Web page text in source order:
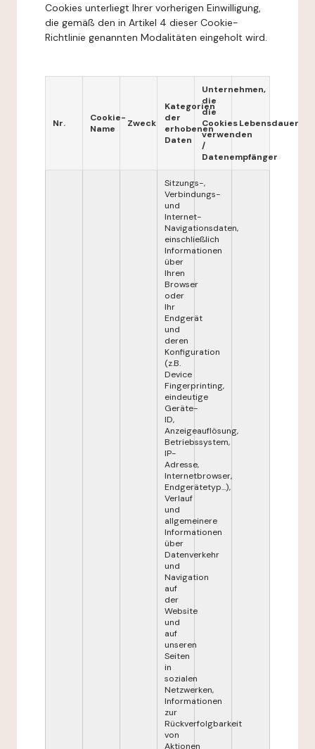
Cookies unterliegt Ihrer vorherigen Einwilligung,
die gemäß den in Artikel 4 dieser Cookie-
Richtlinie genannten Modalitäten eingeholt wird.
Nr.
Cookie-
Name
Zweck
Kategorien
der
erhobenen
Daten
Unternehmen,
die
die
Cookies
verwenden
/
Datenempfänger
Lebensdauer
Sitzungs-,
Verbindungs-
und
Internet-
Navigationsdaten,
einschließlich
Informationen
über
Ihren
Browser
oder
Ihr
Endgerät
und
deren
Konfiguration
(z.B.
Device
Fingerprinting,
eindeutige
Geräte-
ID,
Anzeigeauflösung,
Betriebssystem,
IP-
Adresse,
Internetbrowser,
Endgerätetyp...),
Verlauf
und
allgemeinere
Informationen
über
Datenverkehr
und
Navigation
auf
der
Website
und
auf
unseren
Seiten
in
sozialen
Netzwerken,
Informationen
zur
Rückverfolgbarkeit
von
Aktionen